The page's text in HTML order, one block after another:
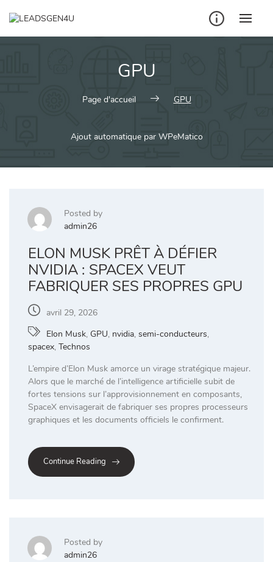
GPU
Page d'accueil GPU
Ajout automatique par WPeMatico
Posted by
admin26
ELON MUSK PRÊT À DÉFIER
NVIDIA : SPACEX VEUT
FABRIQUER SES PROPRES GPU
avril 29, 2026
Elon Musk, GPU, nvidia, semi-conducteurs,
spacex, Technos
L’empire d’Elon Musk amorce un virage stratégique majeur.
Alors que le marché de l’intelligence artificielle subit de
fortes tensions sur l’approvisionnement en composants,
SpaceX envisagerait de fabriquer ses propres processeurs
graphiques et les documents officiels le confirment.
Continue Reading
Posted by
admin26